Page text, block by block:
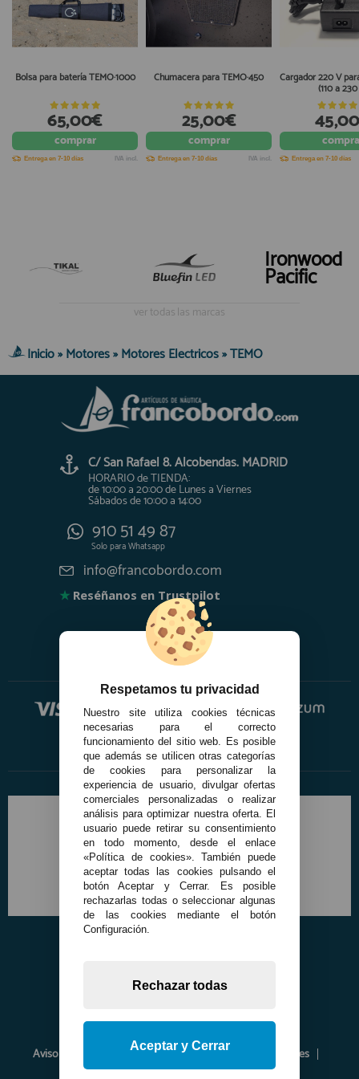
Bolsa para batería TEMO·1000
65,00€
comprar
Entrega en 7-10 días IVA incl.
Chumacera para TEMO·450
25,00€
comprar
Entrega en 7-10 días IVA incl.
Cargador 220 V
(110 a
Entrega en 7-10 días
Ironwood
Pacific
ver todas las marcas
Inicio»Motores»Motores Electricos»TEMO
C/ San Rafael 8. Alcobendas. MADRID
HORARIO de TIENDA:
de 10:00 a 20:00 de Lunes a Viernes
Sábados de 10:00 a 14:00
910 51 49 87
Solo paraWhatsapp
info@francobordo.com
★ Reséñanos en Trustpilot
Aviso Legal Política de Privacidad
Política de Cookies
Envíos y Devoluciones
Opiniones
Respetamos tu privacidad
Nuestro site utiliza cookies técnicas
necesarias para el correcto
funcionamiento del sitio web. Es posible
que además se utilicen otras categorías
de cookies para personalizar la
experiencia de usuario, divulgar ofertas
comerciales personalizadas o realizar
análisis para optimizar nuestra oferta. El
usuario puede retirar su consentimiento
en todo momento, desde el enlace
«Política de cookies». También puede
aceptar todas las cookies pulsando el
botón Aceptar y Cerrar. Es posible
rechazarlas todas o seleccionar algunas
de las cookies mediante el botón
Configuración.
Rechazar todas
Aceptar y Cerrar